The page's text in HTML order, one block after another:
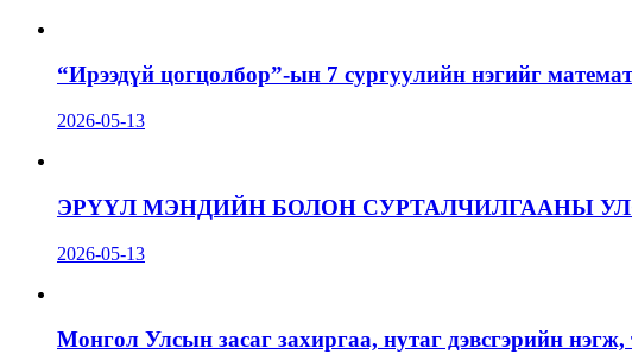
“Ирээдүй цогцолбор”-ын 7 сургуулийн нэгийг
2026-05-13
ЭРҮҮЛ МЭНДИЙН БОЛОН СУРТАЛЧИЛГААНЫ
2026-05-13
Монгол Улсын засаг захиргаа, нутаг дэвсгэрийн